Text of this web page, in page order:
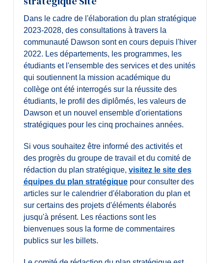
Dans le cadre de l'élaboration du plan stratégique
2023-2028, des consultations à travers la
communauté Dawson sont en cours depuis l'hiver
2022. Les départements, les programmes, les
étudiants et l'ensemble des services et des unités
qui soutiennent la mission académique du
collège ont été interrogés sur la réussite des
étudiants, le profil des diplômés, les valeurs de
Dawson et un nouvel ensemble d'orientations
stratégiques pour les cinq prochaines années.
Si vous souhaitez être informé des activités et
des progrès du groupe de travail et du comité de
rédaction du plan stratégique, visitez le site des
équipes du plan stratégiquepour consulter des
articles sur le calendrier d'élaboration du plan et
sur certains des projets d'éléments élaborés
jusqu'à présent. Les réactions sont les
bienvenues sous la forme de commentaires
publics sur les billets.